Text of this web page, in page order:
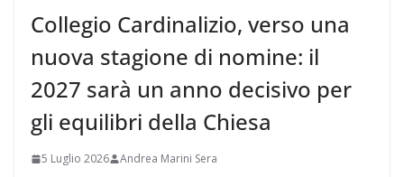
Collegio Cardinalizio, verso una
nuova stagione di nomine: il
2027 sarà un anno decisivo per
gli equilibri della Chiesa
5 Luglio 2026 Andrea Marini Sera